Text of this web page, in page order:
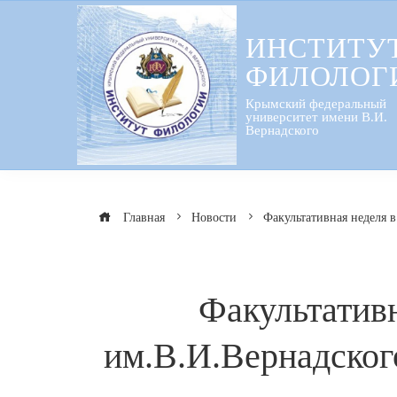
Крымский федеральный
университет имени В.И.
Вернадского
Главная Новости Факультативная